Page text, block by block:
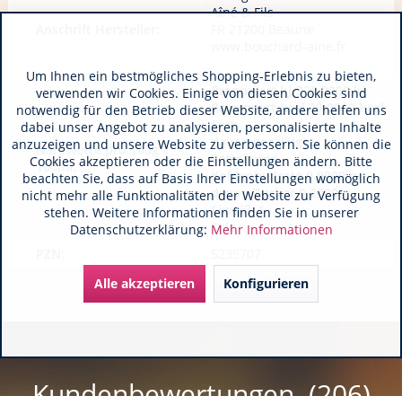
Aîné & Fils
Nährwerte pro 100g /
100ml:
Brennwert kJ 328,0000 kJ
Brennwert kcal 79,0000 kcal
Fett
davon gesättigte
Fettsäuren
Kohlenhydrate 0,9000 g
davon Zucker 0,2000 g
Eiweiß_1
Salz
Um Ihnen ein bestmögliches Shopping-Erlebnis zu bieten,
verwenden wir Cookies. Einige von diesen Cookies sind
notwendig für den Betrieb dieser Website, andere helfen uns
dabei unser Angebot zu analysieren, personalisierte Inhalte
anzuzeigen und unsere Website zu verbessern. Sie können die
Cookies akzeptieren oder die Einstellungen ändern. Bitte
beachten Sie, dass auf Basis Ihrer Einstellungen womöglich
nicht mehr alle Funktionalitäten der Website zur Verfügung
stehen. Weitere Informationen finden Sie in unserer
Datenschutzerklärung: Mehr Informationen
Alle akzeptieren Konfigurieren